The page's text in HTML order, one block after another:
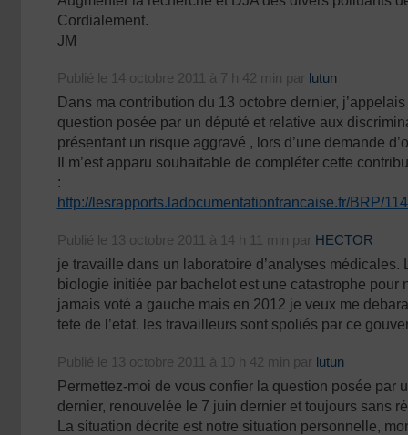
Cordialement.
JM
Publié le 14 octobre 2011 à 7 h 42 min par lutun
Dans ma contribution du 13 octobre dernier,
question posée par un député et relative aux
présentant un risque aggravé , lors d’une demande
Il m’est apparu souhaitable de compléter cette
:
http://lesrapports.ladocumentationfrancaise.fr/BRP/
Publié le 13 octobre 2011 à 14 h 11 min par HECTOR
je travaille dans un laboratoire d’analyses médicales.
biologie initiée par bachelot est une catastrophe pour
jamais voté a gauche mais en 2012 je veux me
tete de l’etat. les travailleurs sont spoliés par ce
Publié le 13 octobre 2011 à 10 h 42 min par lutun
Permettez-moi de vous confier la question posée par
dernier, renouvelée le 7 juin dernier et toujours sans
La situation décrite est notre situation personnelle,